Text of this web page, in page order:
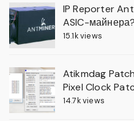
IP Reporter
ASIC-майнера?
15.1k views
Atikmdag
Pixel Clock
14.7k views